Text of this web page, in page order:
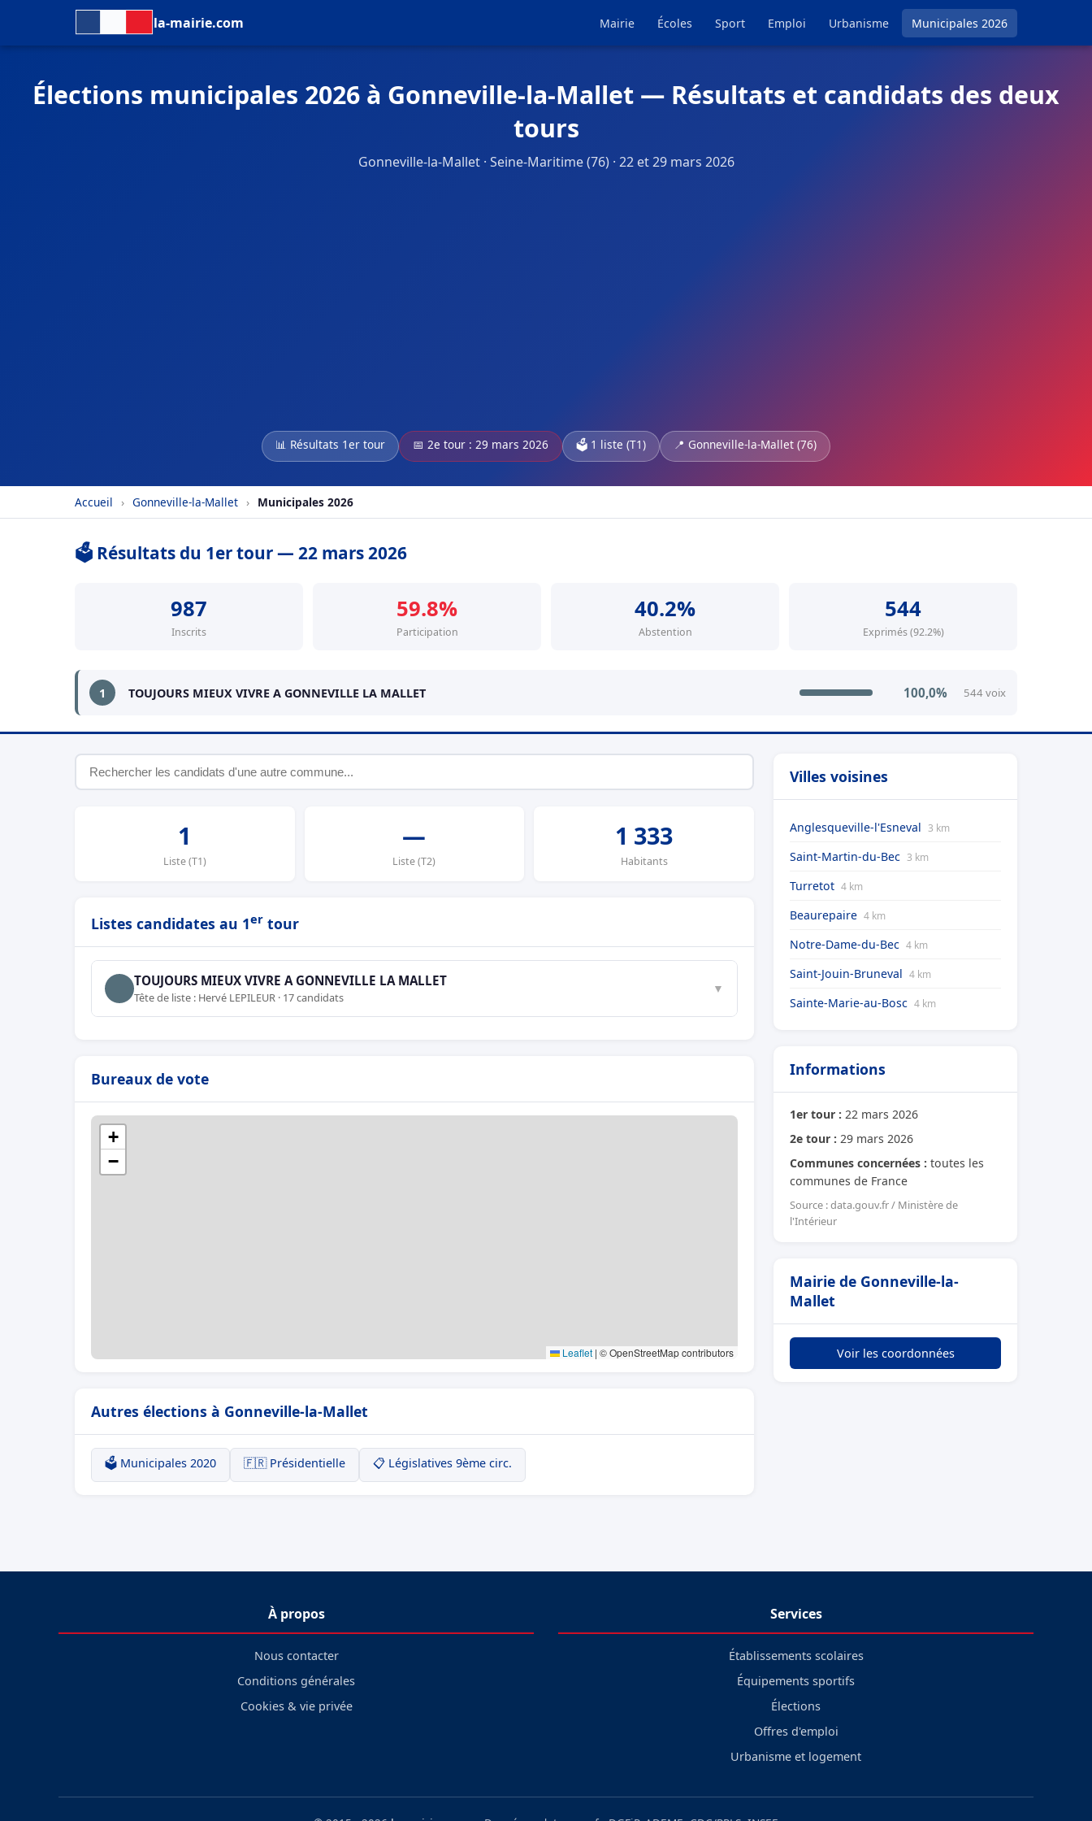
la-mairie.com Mairie Écoles Sport Emploi Urbanisme Municipales 2026
Élections municipales 2026 à Gonneville-la-Mallet — Résultats et candidats des deux
tours
Gonneville-la-Mallet · Seine-Maritime (76) · 22 et 29 mars 2026
📊 Résultats 1er tour 📅 2e tour : 29 mars 2026 🗳️ 1 liste (T1) 📍 Gonneville-la-Mallet (76)
Accueil › Gonneville-la-Mallet › Municipales 2026
🗳️ Résultats du 1er tour — 22 mars 2026
987
Inscrits
59.8%
Participation
40.2%
Abstention
544
Exprimés (92.2%)
1 TOUJOURS MIEUX VIVRE A GONNEVILLE LA MALLET 100,0% 544 voix
1
Liste (T1)
—
Liste (T2)
1 333
Habitants
Listes candidates au 1er tour
TOUJOURS MIEUX VIVRE A GONNEVILLE LA MALLET
Tête de liste : Hervé LEPILEUR · 17 candidats
▼
Bureaux de vote
+
−
Leaflet | © OpenStreetMap contributors
Autres élections à Gonneville-la-Mallet
🗳️ Municipales 2020 🇫🇷 Présidentielle 📋 Législatives 9ème circ.
Villes voisines
Anglesqueville-l'Esneval 3 km
Saint-Martin-du-Bec 3 km
Turretot 4 km
Beaurepaire 4 km
Notre-Dame-du-Bec 4 km
Saint-Jouin-Bruneval 4 km
Sainte-Marie-au-Bosc 4 km
Informations
1er tour : 22 mars 2026
2e tour : 29 mars 2026
Communes concernées : toutes les
communes de France
Source : data.gouv.fr / Ministère de
l'Intérieur
Mairie de Gonneville-la-
Mallet
Voir les coordonnées
À propos
Nous contacter
Conditions générales
Cookies & vie privée
Services
Établissements scolaires
Équipements sportifs
Élections
Offres d'emploi
Urbanisme et logement